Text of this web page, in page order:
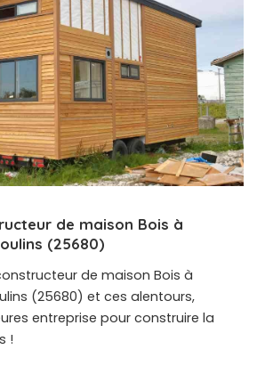
de maison Bois à
(25680)
de maison Bois à
(25680) et ces alentours,
entreprise pour construire la
!